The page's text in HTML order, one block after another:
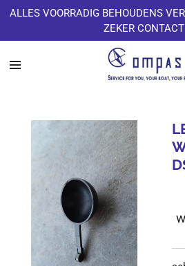
Ga
naar
de
ALLES VOORRADIG BEHOUDENS
ZEKER